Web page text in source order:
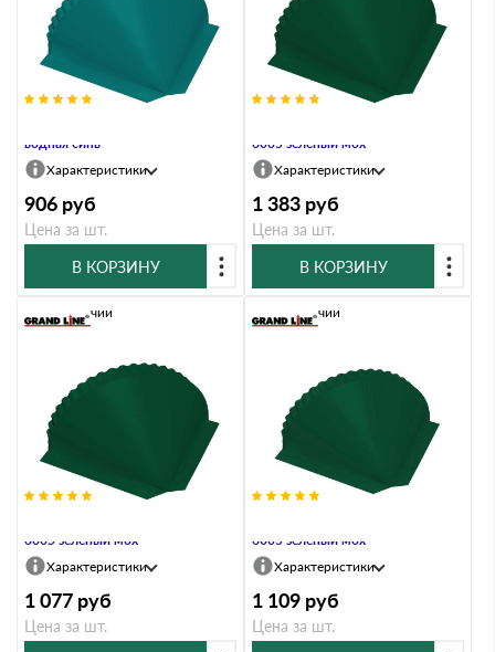
водная синь
Характеристики
906 руб
Цена за шт.
В КОРЗИНУ
6005 зеленый мох
Характеристики
1 383 руб
Цена за шт.
В КОРЗИНУ
6005 зеленый мох
В наличии
Характеристики
1 077 руб
Цена за шт.
6005 зеленый мох
В наличии
Характеристики
1 109 руб
Цена за шт.